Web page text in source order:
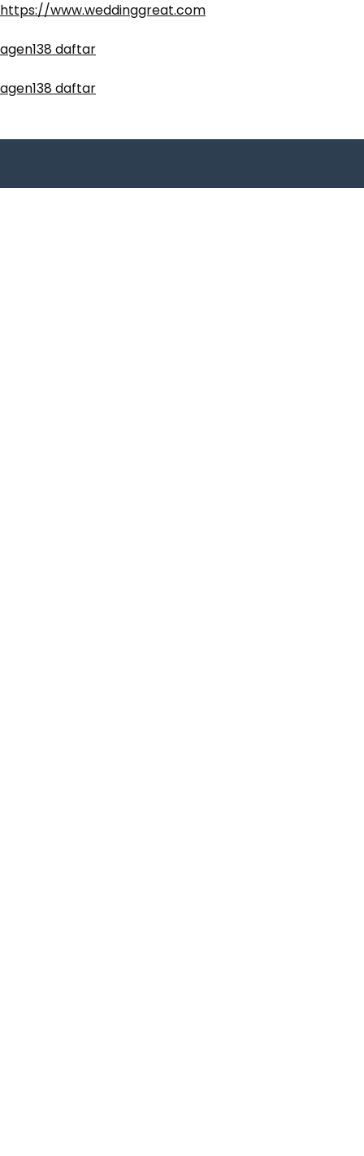
https://www.weddinggreat.com
agen138 daftar
agen138 daftar